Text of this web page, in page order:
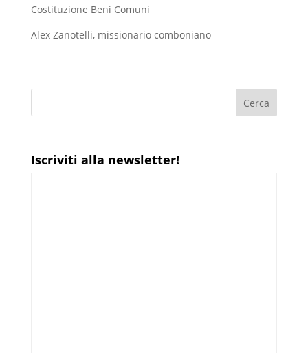
Costituzione Beni Comuni
Alex Zanotelli, missionario comboniano
Iscriviti alla newsletter!